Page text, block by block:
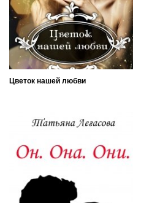
Цветок нашей любви